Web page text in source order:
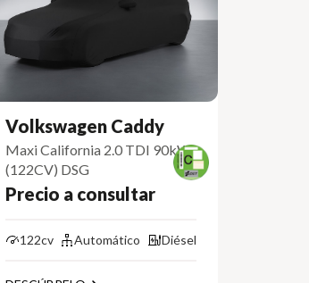
Volkswagen Caddy
Maxi California 2.0 TDI 90kW
(122CV) DSG
Precio a consultar
122cv Automático Diésel